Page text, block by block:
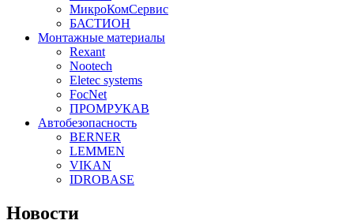
МикроКомСервис
БАСТИОН
Монтажные материалы
Rexant
Nootech
Eletec systems
FocNet
ПРОМРУКАВ
Автобезопасность
BERNER
LEMMEN
VIKAN
IDROBASE
Новости